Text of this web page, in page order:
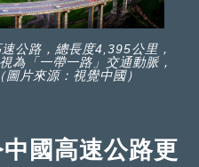
公路，總長度4,395公里，
為「一帶一路」交通動脈，
片來源：視覺中國）
國高速公路更